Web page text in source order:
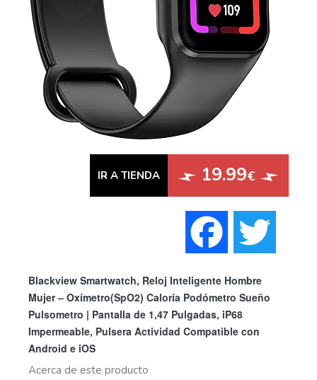
IR A TIENDA 19.99€
Blackview Smartwatch, Reloj Inteligente Hombre
Mujer – Oxímetro(SpO2) Caloría Podómetro Sueño
Pulsometro | Pantalla de 1,47 Pulgadas, iP68
Impermeable, Pulsera Actividad Compatible con
Android e iOS
Acerca de este producto